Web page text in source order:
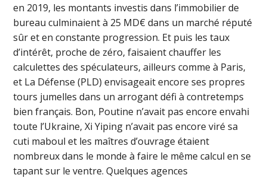
en 2019, les montants investis dans l’immobilier de
bureau culminaient à 25 MD€ dans un marché réputé
sûr et en constante progression. Et puis les taux
d’intérêt, proche de zéro, faisaient chauffer les
calculettes des spéculateurs, ailleurs comme à Paris,
et La Défense (PLD) envisageait encore ses propres
tours jumelles dans un arrogant défi à contretemps
bien français. Bon, Poutine n’avait pas encore envahi
toute l’Ukraine, Xi Yiping n’avait pas encore viré sa
cuti maboul et les maîtres d’ouvrage étaient
nombreux dans le monde à faire le même calcul en se
tapant sur le ventre. Quelques agences